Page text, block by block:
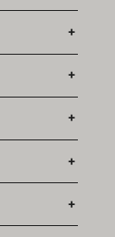
+
+
+
+
+